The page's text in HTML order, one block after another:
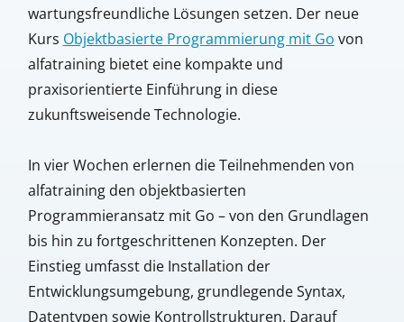
wartungsfreundliche Lösungen setzen. Der neue
Kurs Objektbasierte Programmierung mit Go von
alfatraining bietet eine kompakte und
praxisorientierte Einführung in diese
zukunftsweisende Technologie.
In vier Wochen erlernen die Teilnehmenden von
alfatraining den objektbasierten
Programmieransatz mit Go – von den Grundlagen
bis hin zu fortgeschrittenen Konzepten. Der
Einstieg umfasst die Installation der
Entwicklungsumgebung, grundlegende Syntax,
Datentypen sowie Kontrollstrukturen. Darauf